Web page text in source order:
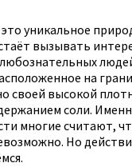
уникальное
вызывать
на
своей высокой
соли.
многие считают,
Но